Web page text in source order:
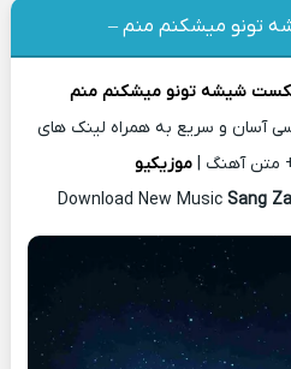
میشکنم منم –
شیشه تونو میشکنم منم
آسان و سریع به همراه لینک های
متن آهنگ | موزیکیو
Download New Music Sang